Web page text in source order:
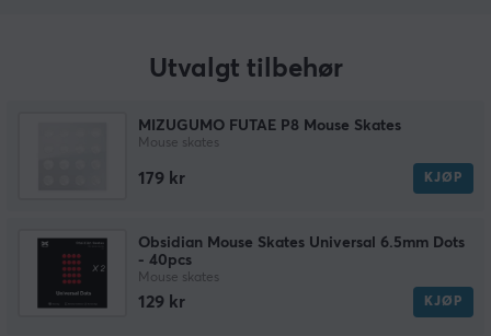
Utvalgt tilbehør
MIZUGUMO FUTAE P8 Mouse Skates
Mouse skates
179 kr KJØP
Obsidian Mouse Skates Universal 6.5mm Dots
- 40pcs
Mouse skates
129 kr KJØP